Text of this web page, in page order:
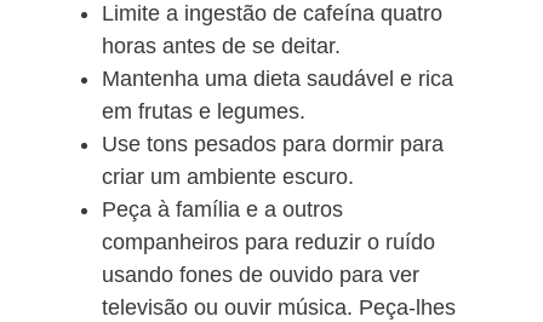
Limite a ingestão de cafeína quatro
horas antes de se deitar.
Mantenha uma dieta saudável e rica
em frutas e legumes.
Use tons pesados para dormir para
criar um ambiente escuro.
Peça à família e a outros
companheiros para reduzir o ruído
usando fones de ouvido para ver
televisão ou ouvir música. Peça-lhes